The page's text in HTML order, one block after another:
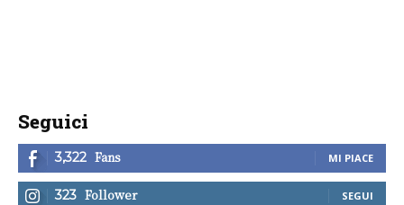
Seguici
3,322 Fans MI PIACE
323 Follower SEGUI